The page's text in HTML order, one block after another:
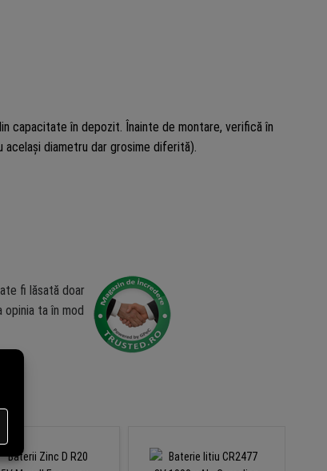
capacitate în depozit. Înainte de montare, verifică în
același diametru dar grosime diferită).
fi lăsată doar
ta în mod